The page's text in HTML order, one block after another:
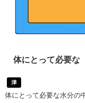
体にとって必要な
津
体にとって必要な水分の